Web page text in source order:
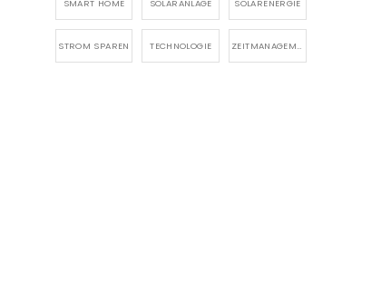
SMART HOME SOLARANLAGE SOLARENERGIE
STROM SPAREN TECHNOLOGIE ZEITMANAGEMENT